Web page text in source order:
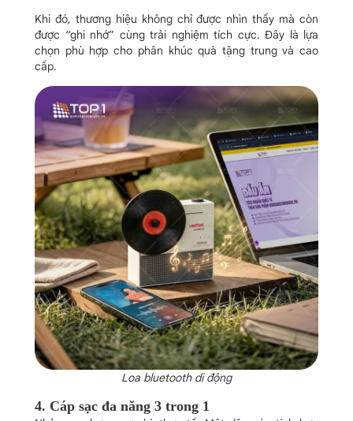
Khi đó, thương hiệu không chỉ được nhìn thấy mà còn
được “ghi nhớ” cùng trải nghiệm tích cực. Đây là lựa
chọn phù hợp cho phân khúc quà tặng trung và cao
cấp.
Loa bluetooth di động
4. Cáp sạc đa năng 3 trong 1